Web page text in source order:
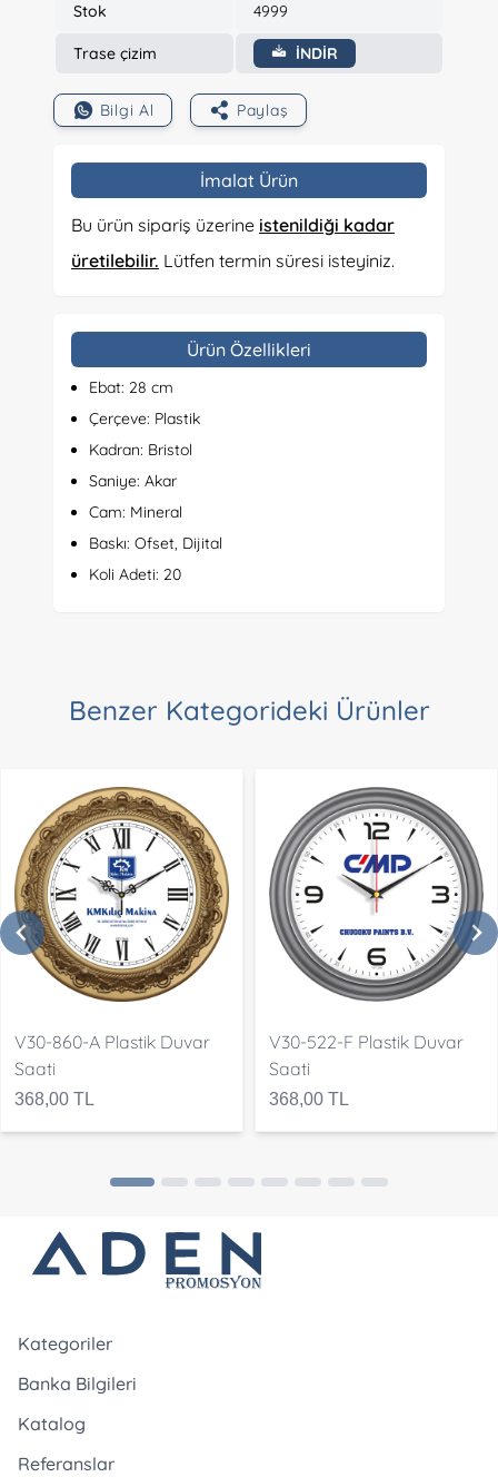
Stok 4999
Trase çizim İNDİR
Bilgi Al Paylaş
İmalat Ürün
Bu ürün sipariş üzerine istenildiği kadar
üretilebilir. Lütfen termin süresi isteyiniz.
Ürün Özellikleri
Ebat: 28 cm
Çerçeve: Plastik
Kadran: Bristol
Saniye: Akar
Cam: Mineral
Baskı: Ofset, Dijital
Koli Adeti: 20
Benzer Kategorideki Ürünler
V30-860-A Plastik Duvar
Saati
368,00 TL
V30-522-F Plastik Duvar
Saati
368,00 TL
Kategoriler
Banka Bilgileri
Katalog
Referanslar